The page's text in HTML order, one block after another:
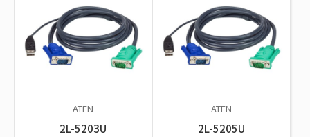
ATEN
2L-5203U
ATEN
2L-5205U